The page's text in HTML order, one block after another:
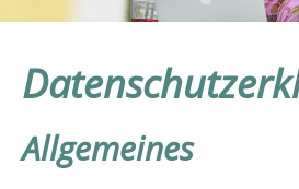
Allgemeines